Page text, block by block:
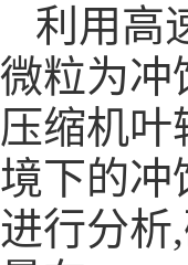
利用高
微粒为冲
压缩机叶
境下的冲
进行分析